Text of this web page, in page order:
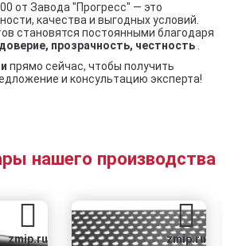
от Завода "Прогресс" — это
качества и выгодных условий.
становятся постоянными благодаря
доверие, прозрачность, честность
прямо сейчас, чтобы получить
и консультацию эксперта!
нашего производства
zmip.ru